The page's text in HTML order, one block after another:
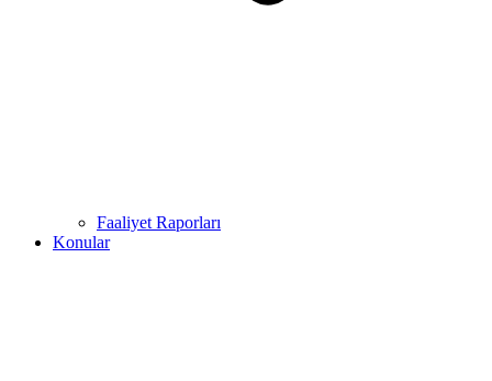
Faaliyet Raporları
Konular